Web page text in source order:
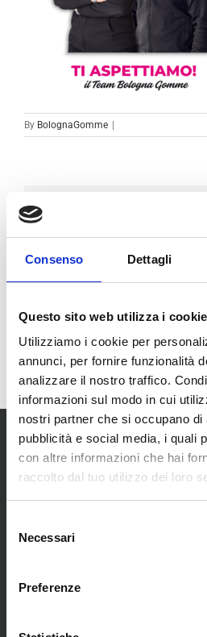
Consenso Dettagli
Questo sito web utilizza i cookie
Utilizziamo i cookie per
annunci, per fornire funzionalità
analizzare il nostro traffico.
informazioni sul modo in cui
nostri partner che si occupano di
pubblicità e social media, i quali
con altre informazioni che hai
raccolto dal tuo utilizzo dei loro
delNecessari
Preferenze
By BolognaGomme
Condividi
MENU